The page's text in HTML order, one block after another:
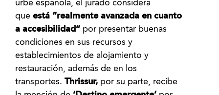
urbe española, el jurado considera
queestá “realmente avanzada en cuanto
a accesibilidad” por presentar buenas
condiciones en sus recursos y
establecimientos de alojamiento y
restauración, además de en los
transportes.Thrissur, por su parte, recibe